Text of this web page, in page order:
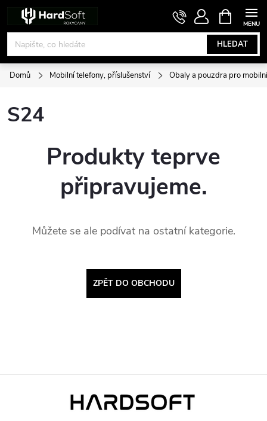
obsah
HLEDAT
NÁKUPNÍ
KOŠÍK
Domů Mobilní telefony, příslušenství Obaly a pouzdra pro
S24
Produkty teprve
připravujeme.
Můžete se ale podívat na ostatní kategorie.
ZPĚT DO OBCHODU